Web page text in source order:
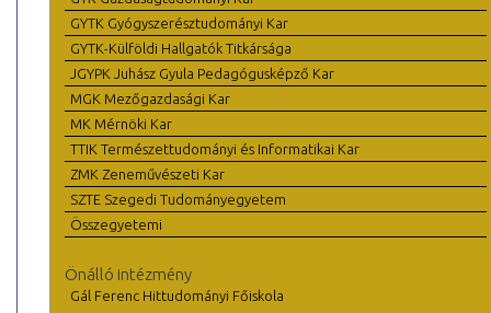
GYTK Gyógyszerésztudományi Kar
GYTK-Külföldi Hallgatók Titkársága
JGYPK Juhász Gyula Pedagógusképző Kar
MGK Mezőgazdasági Kar
MK Mérnöki Kar
TTIK Természettudományi és Informatikai Kar
ZMK Zeneművészeti Kar
SZTE Szegedi Tudományegyetem
Összegyetemi
Önálló intézmény
Gál Ferenc Hittudományi Főiskola